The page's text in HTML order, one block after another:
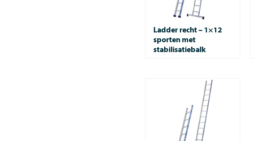
Ladder recht – 1×12
sporten met
stabilisatiebalk